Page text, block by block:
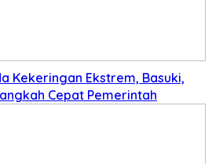
Kekeringan Ekstrem, Basuki,
Cepat Pemerintah